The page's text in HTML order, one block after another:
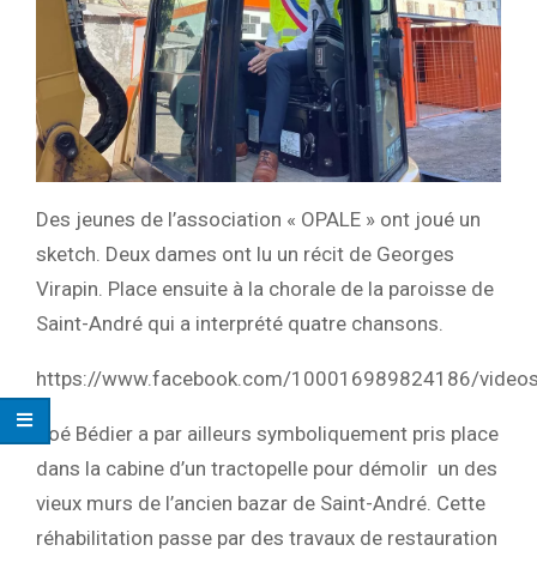
Des jeunes de l’association « OPALE » ont joué un
sketch. Deux dames ont lu un récit de Georges
Virapin. Place ensuite à la chorale de la paroisse de
Saint-André qui a interprété quatre chansons.
https://www.facebook.com/100016989824186/
Joé Bédier a par ailleurs symboliquement pris place
dans la cabine d’un tractopelle pour démolir un des
vieux murs de l’ancien bazar de Saint-André. Cette
réhabilitation passe par des travaux de restauration